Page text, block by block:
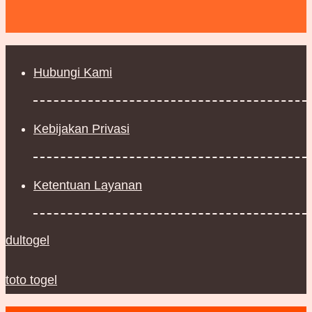
Hubungi Kami
Kebijakan Privasi
Ketentuan Layanan
dultogel
toto togel